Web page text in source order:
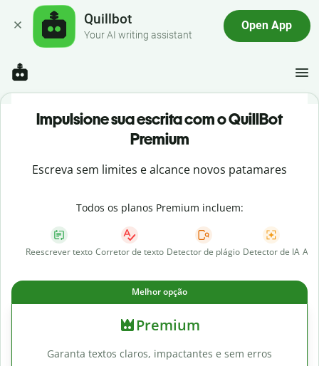
Quillbot
Your AI writing assistant
Open App
Impulsione sua escrita com o QuillBot
Premium
Escreva sem limites e alcance novos patamares
Todos os planos Premium incluem:
Reescrever texto Corretor de texto Detector de plágio Detector de IA AI
Melhor opção
Premium
Garanta textos claros, impactantes e sem erros